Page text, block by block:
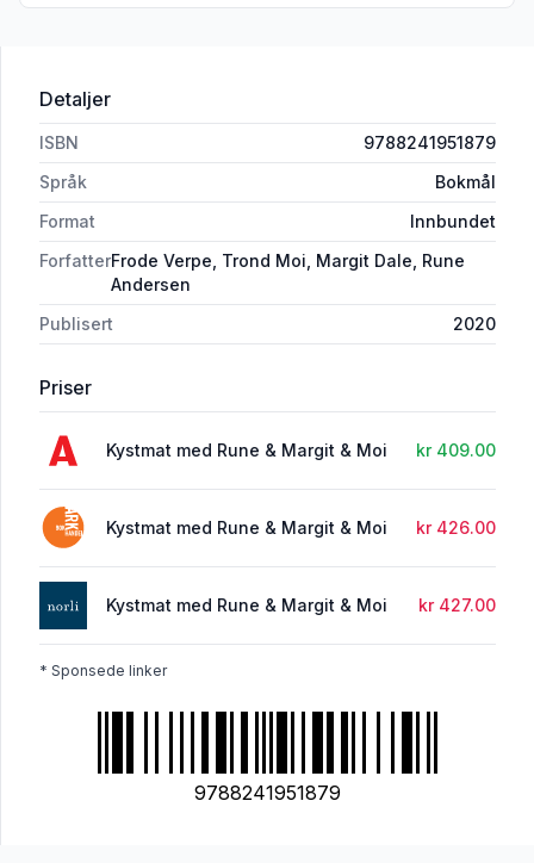
Detaljer
ISBN
9788241951879
Språk
Bokmål
Format
Innbundet
ForfatterFrode Verpe, Trond Moi, Margit Dale, Rune
Andersen
Publisert
2020
Priser
Kystmat med Rune & Margit & Moi kr 409.00
Kystmat med Rune & Margit & Moi kr 426.00
Kystmat med Rune & Margit & Moi kr 427.00
* Sponsede linker
9788241951879